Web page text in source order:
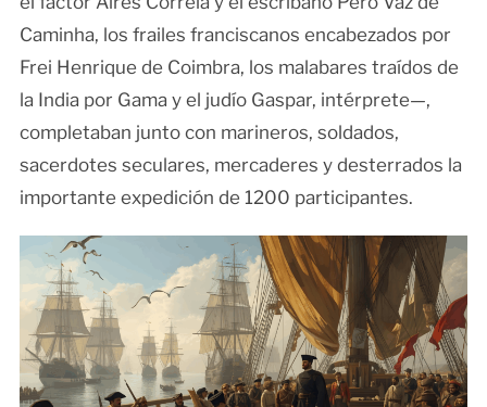
Caminha, los frailes franciscanos encabezados por
Frei Henrique de Coimbra, los malabares traídos de
la India por Gama y el judío Gaspar, intérprete—,
completaban junto con marineros, soldados,
sacerdotes seculares, mercaderes y desterrados la
importante expedición de 1200 participantes.